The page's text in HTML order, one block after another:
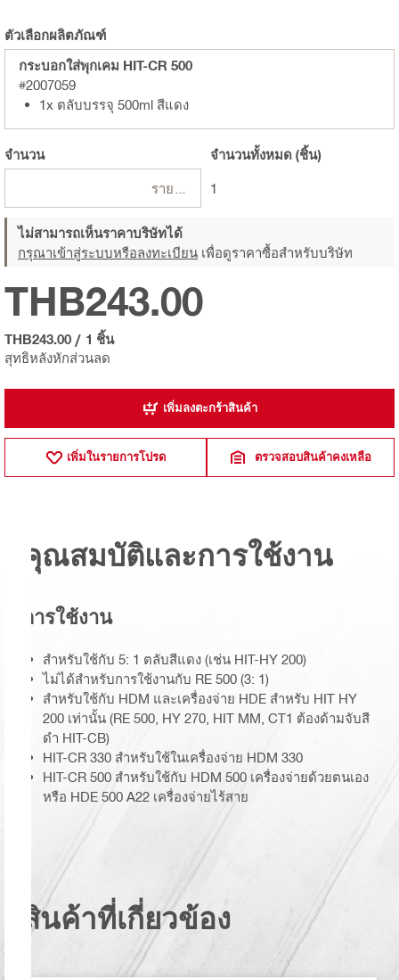
ตัวเลือกผลิตภัณฑ์
กระบอกใส่พุกเคม HIT-CR 500
#2007059
1x ตลับบรรจุ 500ml สีแดง
จำนวน จำนวนทั้งหมด (ชิ้น)
1
ไม่สามารถเห็นราคาบริษัทได้
กรุณาเข้าสู่ระบบหรือลงทะเบียน เพื่อดูราคาซื้อสำหรับบริษัท
สุทธิหลังหักส่วนลด
THB243.00
THB243.00 / 1 ชิ้น
เพิ่มลงตะกร้าสินค้า
เพิ่มในรายการโปรด ตรวจสอบสินค้าคงเหลือ
คุณสมบัติและการใช้งาน
การใช้งาน
สำหรับใช้กับ 5: 1 ตลับสีแดง (เช่น HIT-HY 200)
ไม่ได้สำหรับการใช้งานกับ RE 500 (3: 1)
สำหรับใช้กับ HDM และเครื่องจ่าย HDE สำหรับ HIT HY
200 เท่านั้น (RE 500, HY 270, HIT MM, CT1 ต้องด้ามจับสี
ดำ HIT-CB)
HIT-CR 330 สำหรับใช้ในเครื่องจ่าย HDM 330
HIT-CR 500 สำหรับใช้กับ HDM 500 เครื่องจ่ายด้วยตนเอง
หรือ HDE 500 A22 เครื่องจ่ายไร้สาย
สินค้าที่เกี่ยวข้อง